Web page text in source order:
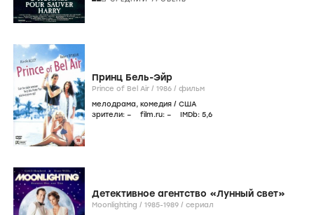
Принц Бель-Эйр
Prince of Bel Air / 1986 / фильм
мелодрама, комедия / США
зрители: – film.ru: – IMDb: 5,6
Детективное агентство «Лунный свет»
Moonlighting / 1985-1989 / сериал